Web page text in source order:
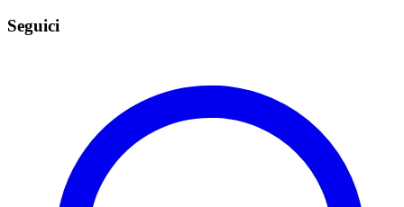
Seguici